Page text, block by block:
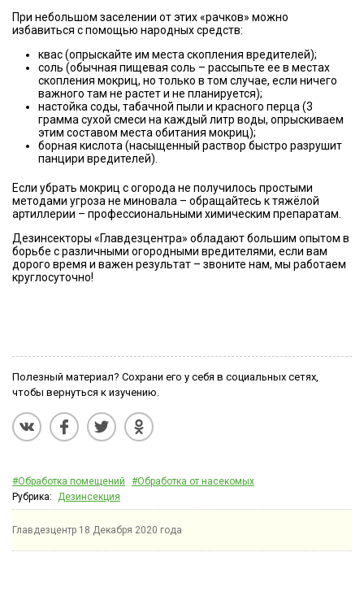
При небольшом заселении от этих «рачков» можно
избавиться с помощью народных средств:
квас (опрыскайте им места скопления вредителей);
соль (обычная пищевая соль – рассыпьте ее в местах
скопления мокриц, но только в том случае, если ничего
важного там не растет и не планируется);
настойка соды, табачной пыли и красного перца (3
грамма сухой смеси на каждый литр воды, опрыскиваем
этим составом места обитания мокриц);
борная кислота (насыщенный раствор быстро разрушит
панцири вредителей).
Если убрать мокриц с огорода не получилось простыми
методами угроза не миновала – обращайтесь к тяжёлой
артиллерии – профессиональными химическим препаратам.
Дезинсекторы «Главдезцентра» обладают большим опытом в
борьбе с различными огородными вредителями, если вам
дорого время и важен результат – звоните нам, мы работаем
круглосуточно!
Полезный материал? Сохрани его у себя в социальных сетях,
чтобы вернуться к изучению.
#Обработка помещений
#Обработка от насекомых
Рубрика: Дезинсекция
Главдезцентр 18 Декабря 2020 года